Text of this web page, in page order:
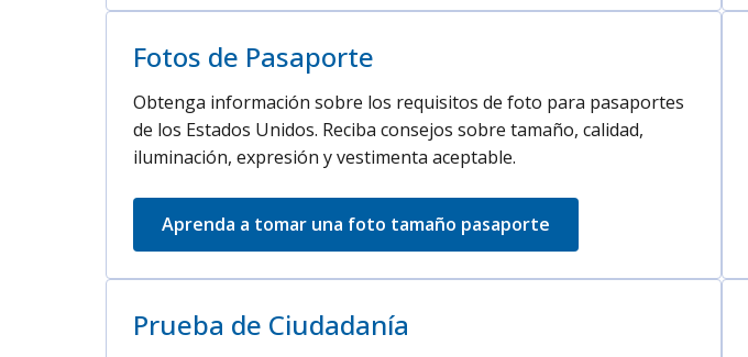
Fotos de Pasaporte
Obtenga información sobre los requisitos de foto para pasaportes
de los Estados Unidos. Reciba consejos sobre tamaño, calidad,
iluminación, expresión y vestimenta aceptable.
Aprenda a tomar una foto tamaño pasaporte
Prueba de Ciudadanía